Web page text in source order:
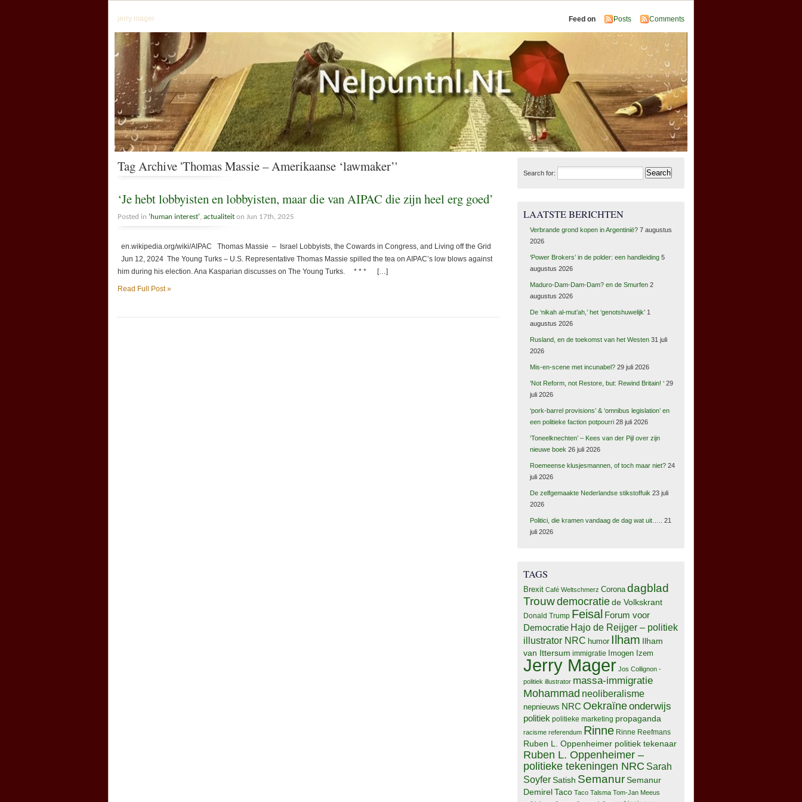
jerry mager Feed on Posts Comments
Tag Archive 'Thomas Massie – Amerikaanse ‘lawmaker’'
‘Je hebt lobbyisten en lobbyisten, maar die van AIPAC die zijn heel erg goed’
Posted in 'human interest' actualiteit on Jun 17th, 2025
en.wikipedia.org/wiki/AIPAC Thomas Massie – Israel Lobbyists, the Cowards in Congress, and Living off the Grid
Jun 12, 2024 The Young Turks – U.S. Representative Thomas Massie spilled the tea on AIPAC’s low blows against
him during his election. Ana Kasparian discusses on The Young Turks. * * * […]
Read Full Post »
Search for:
LAATSTE BERICHTEN
Verbrande grond kopen in Argentinië? 7 augustus
2026
‘Power Brokers’ in de polder: een handleiding 5
augustus 2026
Maduro-Dam-Dam-Dam? en de Smurfen 2
augustus 2026
De ‘nikah al-mut’ah,’ het ‘genotshuwelijk’ 1
augustus 2026
Rusland, en de toekomst van het Westen 31 juli
2026
Mis-en-scene met incunabel? 29 juli 2026
‘Not Reform, not Restore, but: Rewind Britain! ‘ 29
juli 2026
‘pork-barrel provisions’ & ‘omnibus legislation’ en
een politieke faction potpourri 28 juli 2026
‘Toneelknechten’ – Kees van der Pijl over zijn
nieuwe boek 26 juli 2026
Roemeense klusjesmannen, of toch maar niet? 24
juli 2026
De zelfgemaakte Nederlandse stikstoffuik 23 juli
2026
Politici, die kramen vandaag de dag wat uit…..
21
juli 2026
TAGS
Brexit Café Weltschmerz Corona dagblad
Trouwdemocratiede Volkskrant
Donald Trump Feisal Forum voor
Democratie Hajo de Reijger – politiek
illustrator NRC humor Ilham Ilham
van Ittersum immigratie Imogen Izem
Jerry Mager Jos Collignon -
politiek illustrator massa-immigratie
Mohammad neoliberalisme
nepnieuws NRC Oekraïneonderwijs
politiek politieke marketing propaganda
racisme referendum Rinne Rinne Reefmans
Ruben L. Oppenheimer politiek tekenaar
Ruben L. Oppenheimer –
politieke tekeningen NRC Sarah
Soyfer Satish SemanurSemanur
DemirelTaco Taco Talsma Tom-Jan Meeus